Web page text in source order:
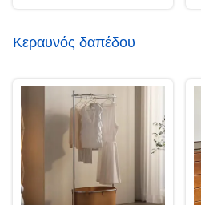
Κεραυνός δαπέδου